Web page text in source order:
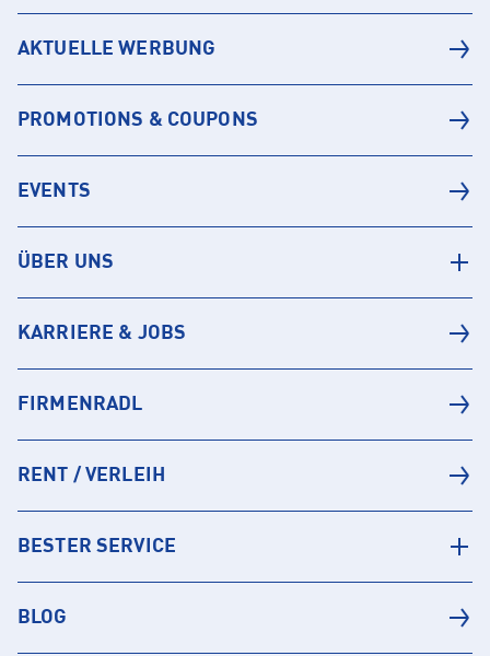
AKTUELLE WERBUNG
PROMOTIONS & COUPONS
EVENTS
ÜBER UNS
KARRIERE & JOBS
FIRMENRADL
RENT / VERLEIH
BESTER SERVICE
BLOG